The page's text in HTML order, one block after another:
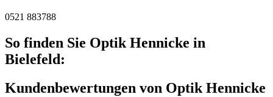
0521 883788
So finden Sie Optik Hennicke in
Bielefeld:
Kundenbewertungen von Optik Hennicke